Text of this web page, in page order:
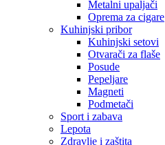
Metalni upaljači
Oprema za cigare
Kuhinjski pribor
Kuhinjski setovi
Otvarači za flaše
Posude
Pepeljare
Magneti
Podmetači
Sport i zabava
Lepota
Zdravlje i zaštita